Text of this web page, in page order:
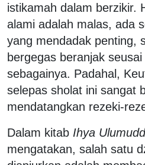
istikamah dalam berzikir.
alami adalah malas, ada
yang mendadak penting,
bergegas beranjak
sebagainya. Padahal,
selepas sholat ini sangat
mendatangkan rezeki-
Dalam kitab Ihya
mengatakan, salah satu